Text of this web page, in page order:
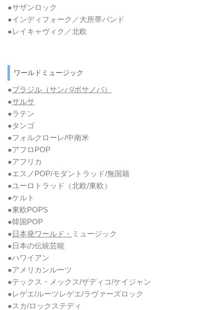
●サザンロック
●インディフォーク／大所帯バンド
●レイキャヴィク／北欧
ワールドミュージック
●ブラジル（サンバ/ボサノバ）
●サルサ
●ラテン
●タンゴ
●フォルクローレ/中南米
●アフロPOP
●アフリカ
●エスノPOP/モダントラッド/無国籍
●ユーロトラッド（北欧/東欧）
●ケルト
●東欧POPS
●韓国POP
●日本発ワールド・ ミュージック
●日本の伝統芸能
●ハワイアン
●アメリカンルーツ
●テックス・メックス/ザディコ/ケイジャン
●レゲエ/ルーツレゲエ/ラヴァーズロック
●スカ/ロックステディ